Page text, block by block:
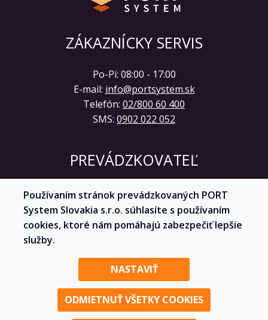
ZÁKAZNÍCKY SERVIS
Po-Pi: 08:00 - 17:00
E-mail: info@portsystem.sk
Telefón: 02/800 60 400
SMS: 0902 022 052
PREVÁDZKOVATEĽ
PORT System Slovakia s.r.o.
Kutlíkova 17
851 02 Bratislava
Profil partnera
Zmena nastavenia cookies
© 2026 - Všetky práva vyhradené
Používaním stránok prevádzkovaných PORT
System Slovakia s.r.o. súhlasíte s používaním
cookies, ktoré nám pomáhajú zabezpečiť lepšie
služby.
NASTAVIŤ
ODMIETNUŤ VŠETKY COOKIES